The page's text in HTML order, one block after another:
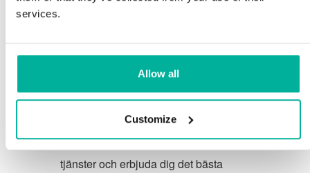
services.
Allow all
Customize
tjänster.
Vi strävar efter att överträfa dina
förstklassig service. Vi lär oss av din
feedback så att vi kan förbättra våra
tjänster och erbjuda dig det bästa